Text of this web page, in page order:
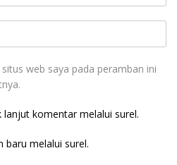
web saya pada peramban ini
lanjut komentar melalui surel.
baru melalui surel.